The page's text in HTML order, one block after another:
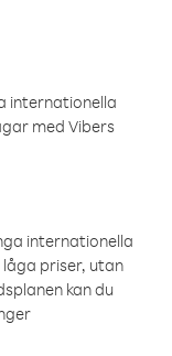
internationella
med Vibers
internationella
priser, utan
kan du